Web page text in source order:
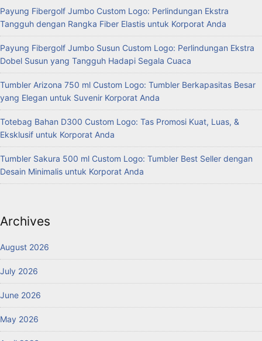
Payung Fibergolf Jumbo Custom Logo: Perlindungan Ekstra
Tangguh dengan Rangka Fiber Elastis untuk Korporat Anda
Payung Fibergolf Jumbo Susun Custom Logo: Perlindungan Ekstra
Dobel Susun yang Tangguh Hadapi Segala Cuaca
Tumbler Arizona 750 ml Custom Logo: Tumbler Berkapasitas Besar
yang Elegan untuk Suvenir Korporat Anda
Totebag Bahan D300 Custom Logo: Tas Promosi Kuat, Luas, &
Eksklusif untuk Korporat Anda
Tumbler Sakura 500 ml Custom Logo: Tumbler Best Seller dengan
Desain Minimalis untuk Korporat Anda
Archives
August 2026
July 2026
June 2026
May 2026